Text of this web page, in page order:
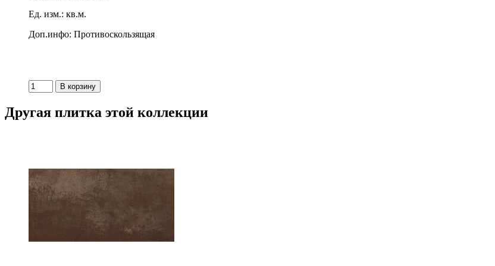
Ед. изм.: кв.м.
Доп.инфо: Противоскользящая
Другая плитка этой коллекции